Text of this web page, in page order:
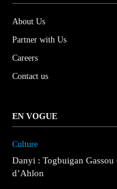
About Us
Partner with Us
Careers
Contact us
EN VOGUE
Culture
Danyi : Togbuigan
d’Ahlon